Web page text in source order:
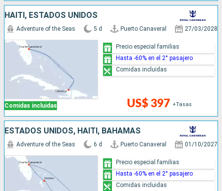
HAITI, ESTADOS UNIDOS
Comidas incluidas
Adventure of the Seas 5 d Puerto Canaveral 27/03/2028
US$ 397 +Tasas
Precio especial familias
Hasta -60% en el 2° pasajero
Comidas incluidas
ESTADOS UNIDOS, HAITI, BAHAMAS
Adventure of the Seas 6 d Puerto Canaveral 01/10/2027
Precio especial familias
Hasta -60% en el 2° pasajero
Comidas incluidas